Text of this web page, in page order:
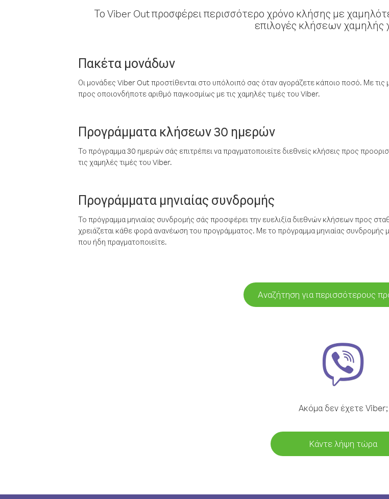
Το Viber Out προσφέρει περισσότερο χρόνο κλήσης με
επιλογές κλήσεων χαμηλής
Πακέτα μονάδων
Οι μονάδες Viber Out προστίθενται στο υπόλοιπό σας όταν αγοράζετε κάποιο ποσό. Με τις
προς οποιονδήποτε αριθμό παγκοσμίως με τις χαμηλές τιμές του Viber.
Προγράμματα κλήσεων 30 ημερών
Το πρόγραμμα 30 ημερών σάς επιτρέπει να πραγματοποιείτε διεθνείς κλήσεις προς
τις χαμηλές τιμές του Viber.
Προγράμματα μηνιαίας συνδρομής
Το πρόγραμμα μηνιαίας συνδρομής σάς προσφέρει την ευελιξία διεθνών κλήσεων προς
χρειάζεται κάθε φορά ανανέωση του προγράμματος. Με το πρόγραμμα μηνιαίας συνδρομής
που ήδη πραγματοποιείτε.
Αναζήτηση για περισσότερους
Ακόμα δεν έχετε Viber;
Κάντε λήψη τώρα